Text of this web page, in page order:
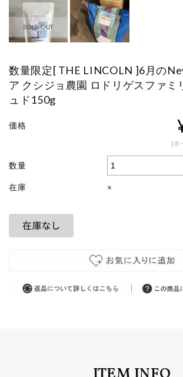
数量限定[ THE LINCOLN ]6月の
ア クシジョ農園 ロドリゲスファミ
ュド150g
価格
[ポ
数量
在庫 ×